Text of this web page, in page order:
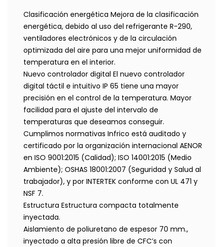
Clasificación energética Mejora de la clasificación
energética, debido al uso del refrigerante R-290,
ventiladores electrónicos y de la circulación
optimizada del aire para una mejor uniformidad de
temperatura en el interior.
Nuevo controlador digital El nuevo controlador
digital táctil e intuitivo IP 65 tiene una mayor
precisión en el control de la temperatura. Mayor
facilidad para el ajuste del intervalo de
temperaturas que deseamos conseguir.
Cumplimos normativas Infrico está auditado y
certificado por la organización internacional AENOR
en ISO 9001:2015 (Calidad); ISO 14001:2015 (Medio
Ambiente); OSHAS 18001:2007 (Seguridad y Salud al
trabajador), y por INTERTEK conforme con UL 471 y
NSF 7.
Estructura Estructura compacta totalmente
inyectada.
Aislamiento de poliuretano de espesor 70 mm.,
inyectado a alta presión libre de CFC’s con